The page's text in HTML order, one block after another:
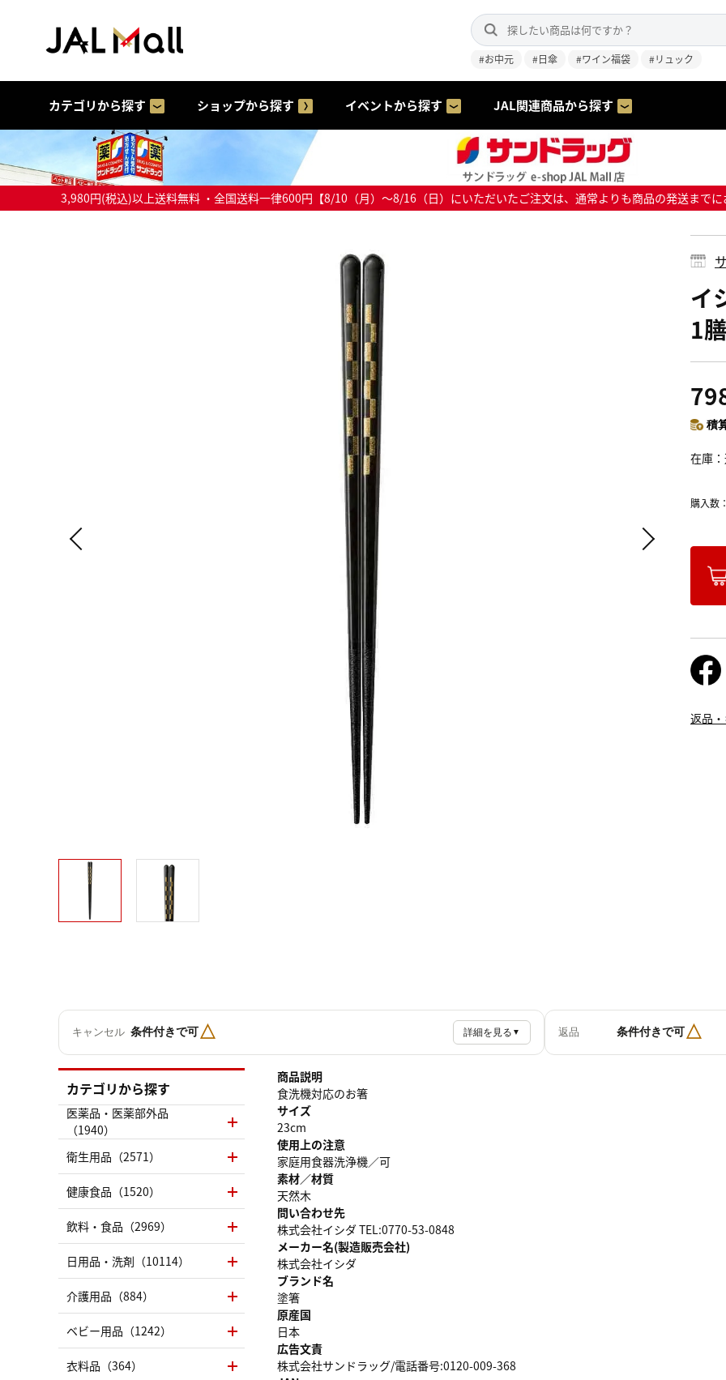
#お中元 #日傘 #ワイン福袋 #リュック
カテゴリから探す ショップから探す イベントから探す JAL関連商品から探す
3,980円(税込)以上送料無料 ・全国送料一律600円【8/10（月）～8/16（日）にいただいたご注文は、通常よりも商品の発送まで
イ
1膳
積
在庫
購入数
返品
キャンセル 条件付きで可△ 詳細を見る ▼ 返品 条件付きで可△
商品説明
食洗機対応のお箸
サイズ
23cm
使用上の注意
家庭用食器洗浄機／可
素材／材質
天然木
問い合わせ先
株式会社イシダ TEL:0770-53-0848
メーカー名(製造販売会社)
株式会社イシダ
ブランド名
塗箸
原産国
日本
広告文責
株式会社サンドラッグ/電話番号:0120-009-368
カテゴリから探す
医薬品・医薬部外品
（1940）
衛生用品（2571）
健康食品（1520）
飲料・食品（2969）
日用品・洗剤（10114）
介護用品（884）
ベビー用品（1242）
衣料品（364）